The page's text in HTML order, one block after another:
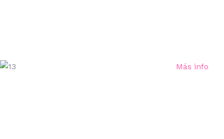
Más info